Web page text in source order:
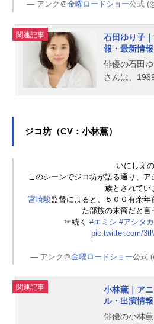
— アンク＠金曜ロードショー公式
関連記事
石田ゆり子
報・最新情
俳優の石田
さんは、
ジコ坊（CV：小林薫）
いにしえ
このシーンでジコ坊が語る通り、
族とされてい
宮崎駿監督によると、５００有余
た部族の末裔だと言
☞続く#エミシ #アシタカ
pic.twitter.com/
— アンク＠金曜ロードショー公式
関連記事
小林薫｜ア
ル・出演情
俳優の小林